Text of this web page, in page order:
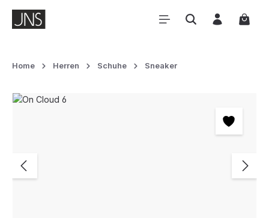
Zum Hauptinhalt springen
Home Herren Schuhe Sneaker
Bildergalerie überspringen